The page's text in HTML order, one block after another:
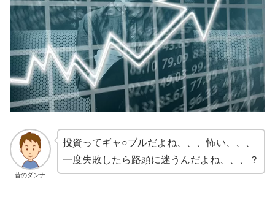
昔のダンナ
投資ってギャ○ブルだよね、、、怖い、、、
一度失敗したら路頭に迷うんだよね、、、？